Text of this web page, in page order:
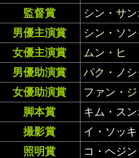
監督賞
シン・サ
男優主演賞
シン・ソ
女優主演賞
ムン・ヒ
男優助演賞
パク・ノ
女優助演賞
ファン・
脚本賞
キム・ス
撮影賞
イ・ソッキ
照明賞
コ・ヘジン